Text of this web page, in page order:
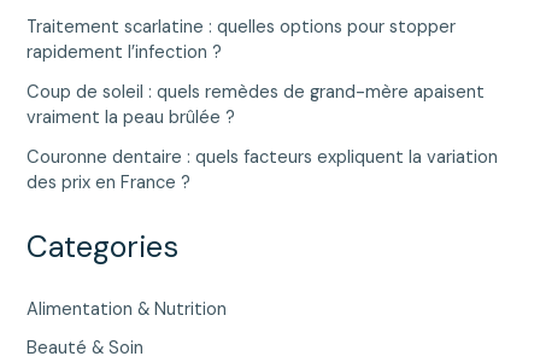
Traitement scarlatine : quelles options pour stopper
rapidement l’infection ?
Coup de soleil : quels remèdes de grand-mère apaisent
vraiment la peau brûlée ?
Couronne dentaire : quels facteurs expliquent la variation
des prix en France ?
Categories
Alimentation & Nutrition
Beauté & Soin